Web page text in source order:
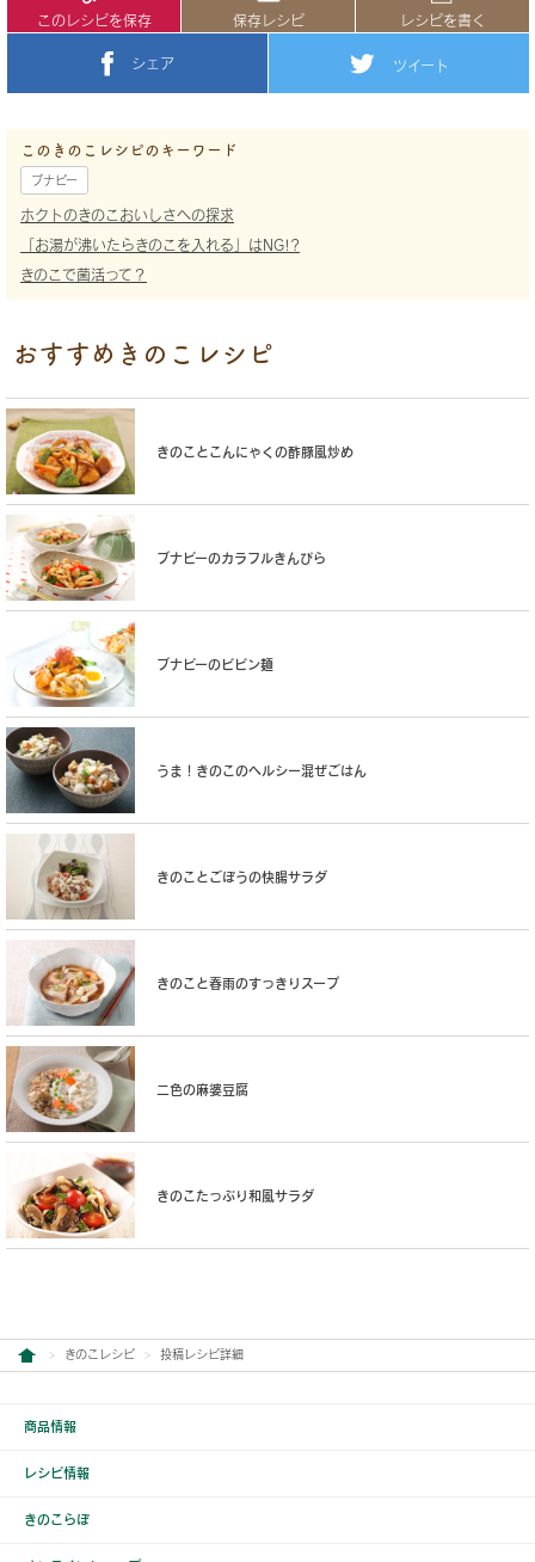
このレシピを保存 保存レシピ レシピを書く
シェア ツイート
このきのこレシピのキーワード
ブナピー
ホクトのきのこおいしさへの探求
「お湯が沸いたらきのこを入れる」はNG!?
きのこで菌活って？
おすすめきのこレシピ
きのことこんにゃくの酢豚風炒め
ブナピーのカラフルきんぴら
ブナピーのビビン麺
うま！きのこのヘルシー混ぜごはん
きのことごぼうの快腸サラダ
きのこと春雨のすっきりスープ
二色の麻婆豆腐
きのこたっぷり和風サラダ
きのこレシピ 投稿レシピ詳細
商品情報
レシピ情報
きのこらぼ